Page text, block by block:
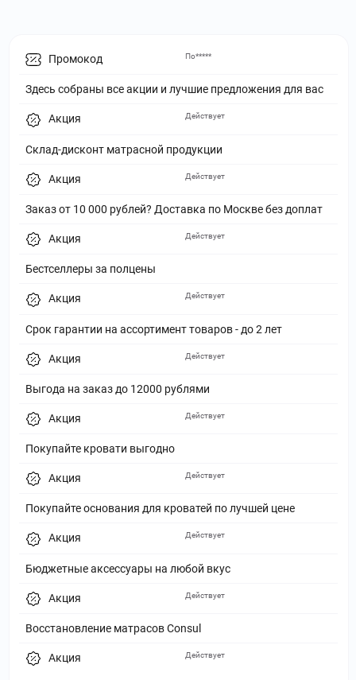
Промокод
Здесь собраны все акции и лучшие предложения для вас
По*****
Акция
Склад‑дисконт матрасной продукции
Действует
Акция
Заказ от 10 000 рублей? Доставка по Москве без доплат
Действует
Акция
Бестселлеры за полцены
Действует
Акция
Срок гарантии на ассортимент товаров - до 2 лет
Действует
Акция
Выгода на заказ до 12000 рублями
Действует
Акция
Покупайте кровати выгодно
Действует
Акция
Покупайте основания для кроватей по лучшей цене
Действует
Акция
Бюджетные аксессуары на любой вкус
Действует
Акция
Восстановление матрасов Consul
Действует
Акция Действует